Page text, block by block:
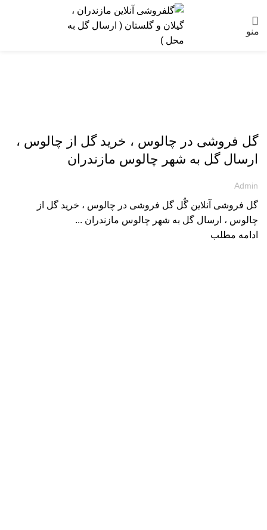
منو
گل فروشی در چالوس ، خرید گل از چالوس ،
ارسال گل به شهر چالوس مازندران
Admin
گل فروشی آنلاین گٌل گل فروشی در چالوس ، خرید گل از
چالوس ، ارسال گل به شهر چالوس مازندران ...
ادامه مطلب